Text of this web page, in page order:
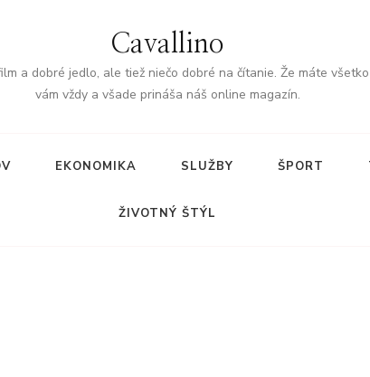
Cavallino
a dobré jedlo, ale tiež niečo dobré na čítanie. Že máte
vám vždy a všade prináša náš online magazín.
EKONOMIKA SLUŽBY ŠPORT
ŽIVOTNÝ ŠTÝL